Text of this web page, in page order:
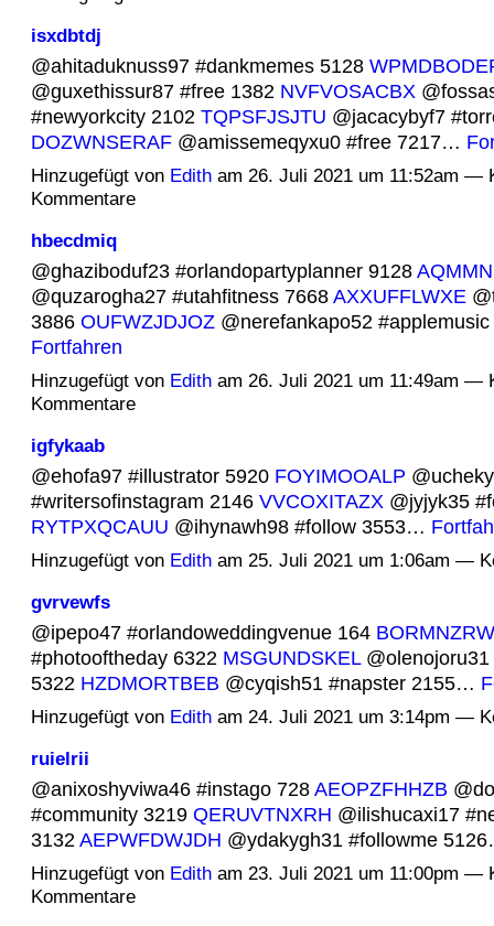
isxdbtdj
@ahitaduknuss97 #dankmemes 5128
@guxethissur87 #free 1382 NVFVOSACBX
#newyorkcity 2102 TQPSFJSJTU @jacacybyf7
DOZWNSERAF@amissemeqyxu0 #free 7217…
Hinzugefügt von Editham 26. Juli 2021 um 11:52am —
Kommentare
hbecdmiq
@ghaziboduf23 #orlandopartyplanner 9128
@quzarogha27 #utahfitness 7668AXXUFFLWXE
3886 OUFWZJDJOZ@nerefankapo52
Fortfahren
Hinzugefügt von Editham 26. Juli 2021 um 11:49am —
Kommentare
igfykaab
@ehofa97 #illustrator 5920 FOYIMOOALP
#writersofinstagram 2146 VVCOXITAZX @jyjyk35
RYTPXQCAUU @ihynawh98 #follow 3553…
Hinzugefügt von Editham 25. Juli 2021 um 1:06am —
gvrvewfs
@ipepo47 #orlandoweddingvenue 164
#photooftheday 6322 MSGUNDSKEL@olenojoru31
5322 HZDMORTBEB @cyqish51 #napster 2155…
Hinzugefügt von Editham 24. Juli 2021 um 3:14pm —
ruielrii
@anixoshyviwa46 #instago 728AEOPZFHHZB
#community 3219 QERUVTNXRH @ilishucaxi17
3132 AEPWFDWJDH @ydakygh31 #followme
Hinzugefügt von Editham 23. Juli 2021 um 11:00pm —
Kommentare